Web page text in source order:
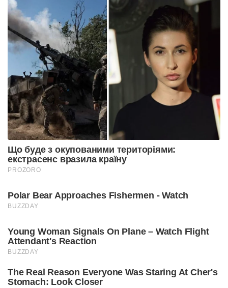
Що буде з окупованими територіями:
екстрасенс вразила країну
PROZORO
Polar Bear Approaches Fishermen - Watch
BUZZDAY
Young Woman Signals On Plane – Watch Flight
Attendant's Reaction
BUZZDAY
The Real Reason Everyone Was Staring At Cher's
Stomach: Look Closer